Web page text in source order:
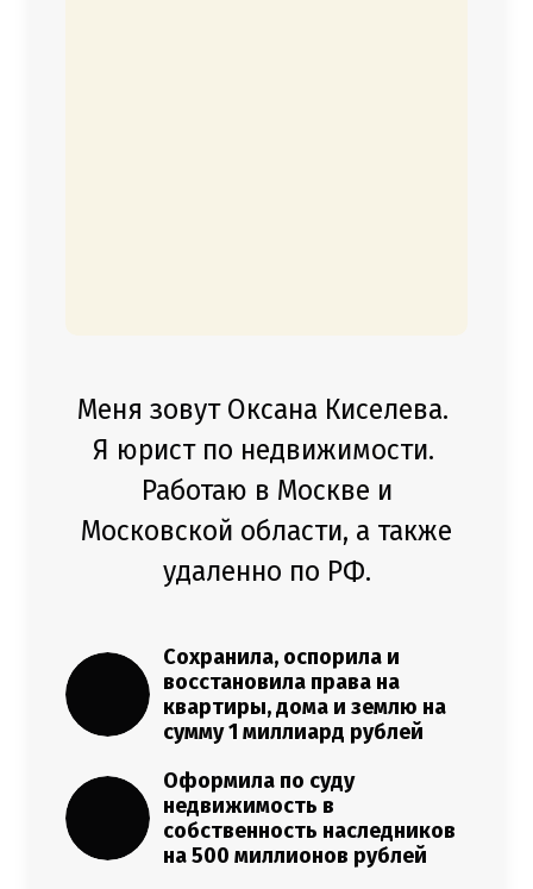
Меня зовут Оксана Киселева.
Я юрист по недвижимости.
Работаю в Москве и
Московской области, а также
удаленно по РФ.
Сохранила, оспорила и
восстановила права на
квартиры, дома и землю на
сумму 1 миллиард рублей
Оформила по суду
недвижимость в
собственность наследников
на 500 миллионов рублей